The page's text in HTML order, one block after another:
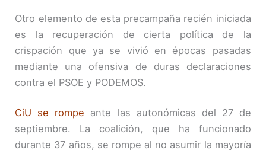
Otro elemento de esta precampaña recién iniciada
es la recuperación de cierta política de la
crispación que ya se vivió en épocas pasadas
mediante una ofensiva de duras declaraciones
contra el PSOE y PODEMOS.
CiU se rompe ante las autonómicas del 27 de
septiembre. La coalición, que ha funcionado
durante 37 años, se rompe al no asumir la mayoría